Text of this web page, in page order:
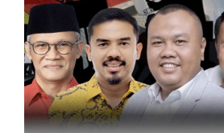
Bangsa,
Bukan
Sekadar
Bicara
Orang”